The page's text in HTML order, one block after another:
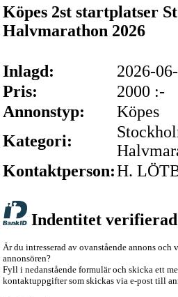
Köpes 2st startplatser
Halvmarathon 2026
Inlagd:
2026-
Pris:
2000 :-
Annonstyp:
Köpes
Kategori:
Kontaktperson:H.
Indentitet
Är du intresserad av ovanstående annons
annonsören?
Fyll i nedanstående formulär och skicka ett
kontaktuppgifter som skickas via e-post till